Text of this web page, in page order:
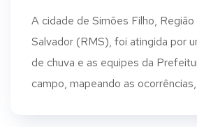
A cidade de Simões Filho,
Salvador (RMS), foi atingida por
de chuva e as equipes da
campo, mapeando as